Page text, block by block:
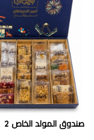
صندوق المولد الخاص 2